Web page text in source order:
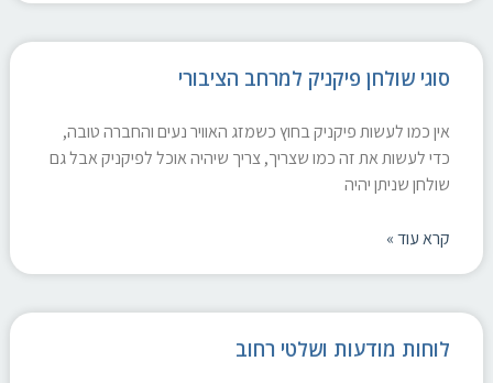
סוגי שולחן פיקניק למרחב הציבורי
אין כמו לעשות פיקניק בחוץ כשמזג האוויר נעים והחברה טובה,
כדי לעשות את זה כמו שצריך, צריך שיהיה אוכל לפיקניק אבל גם
שולחן שניתן יהיה
קרא עוד »
לוחות מודעות ושלטי רחוב